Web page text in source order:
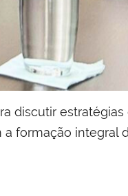
discutir
formação integral